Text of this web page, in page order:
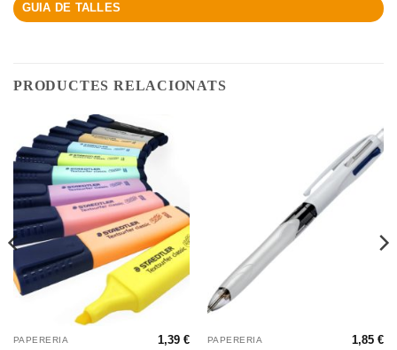
GUIA DE TALLES
PRODUCTES RELACIONATS
PAPERERIA 1,39€ PAPERERIA 1,85€